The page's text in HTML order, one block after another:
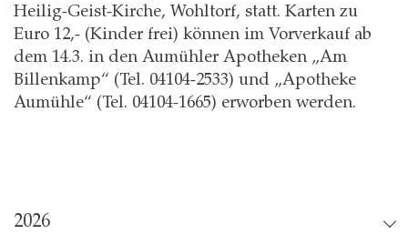
Heilig-Geist-Kirche, Wohltorf, statt. Karten zu
Euro 12,- (Kinder frei) können im Vorverkauf ab
dem 14.3. in den Aumühler Apotheken „Am
Billenkamp“ (Tel. 04104-2533) und „Apotheke
Aumühle“ (Tel. 04104-1665) erworben werden.
2026